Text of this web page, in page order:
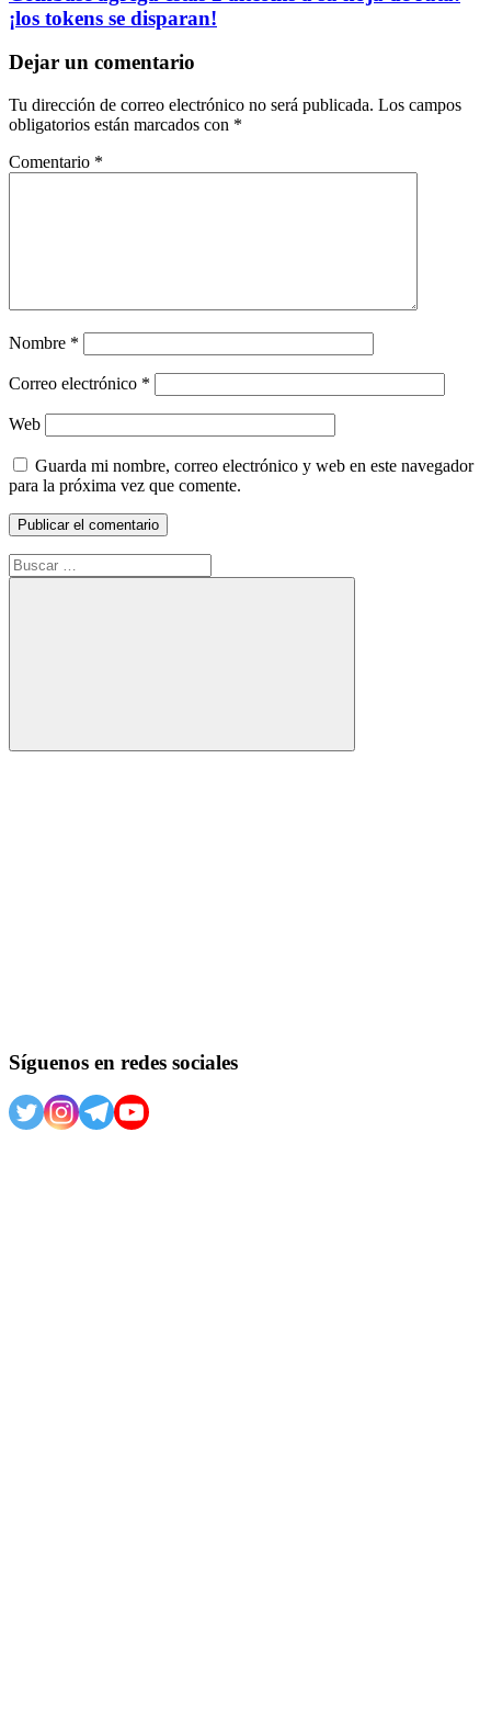
¡los tokens se disparan!
Dejar un comentario
Tu dirección de correo electrónico no será publicada. Los campos
obligatorios están marcados con *
Comentario *
Nombre *
Correo electrónico *
Web
Guarda mi nombre, correo electrónico y web en este navegador
para la próxima vez que comente.
Buscar:
Buscar
Síguenos en redes sociales